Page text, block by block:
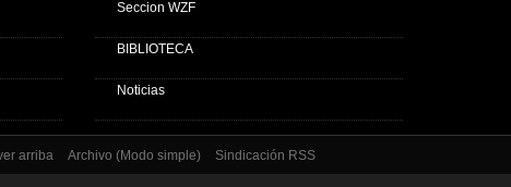
Seccion WZF
BIBLIOTECA
Noticias
arriba Archivo (Modo simple) Sindicación RSS